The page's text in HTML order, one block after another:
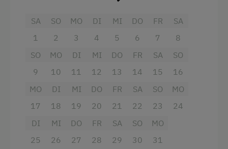
Mikrowelle
Wasserkocher
Kühlschrank
Doppelbett (Kingsize)
Einzelbett
SA
1
SO
2
MO
3
DI
4
MI
5
DO
6
FR
7
SA
8
SO
9
MO
10
DI
11
MI
12
DO
13
FR
14
SA
15
SO
16
MO
17
DI
18
MI
19
DO
20
FR
21
SA
22
SO
23
MO
24
DI
25
MI
26
DO
27
FR
28
SA
29
SO
30
MO
31